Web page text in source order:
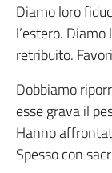
Diamo loro
l’estero.
retribuito.
Dobbiamo
esse grava il
Hanno
Spesso con